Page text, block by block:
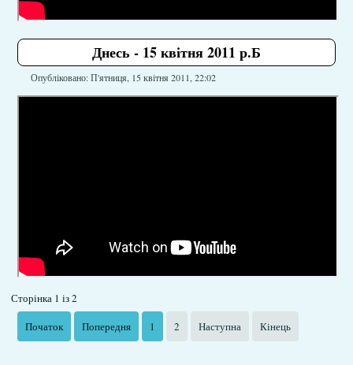
Днесь - 15 квітня 2011 р.Б
Опубліковано: П'ятниця, 15 квітня 2011, 22:02
Сторінка 1 із 2
Початок
Попередня 1 2 Наступна Кінець